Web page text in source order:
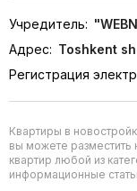
Учредитель:
Адрес: Toshkent
Регистрация
Квартиры в
вы можете разместить
квартир любой из
информационные